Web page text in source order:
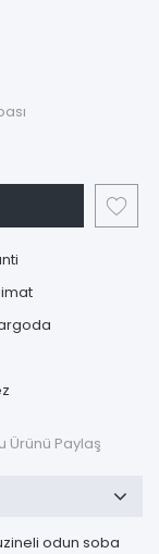
Ürünü Paylaş
odun soba